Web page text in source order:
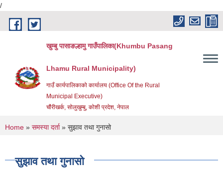
/
Skip to main content
खुम्बु पासाङल्हामु गाउँपालिका(Khumbu Pasang
Lhamu Rural Municipality)
गाउँ कार्यपालिकाको कार्यालय (Office Of the Rural
Municipal Executive)
चौंरीखर्क, सोलुखुम्बु, कोशी प्रदेश, नेपाल
You are here
Home » समस्या दर्ता» सुझाव तथा गुनासो
सुझाव तथा गुनासो